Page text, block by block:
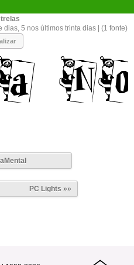
5 nos últimos trinta dias | (1 fonte)
PC Lights »»